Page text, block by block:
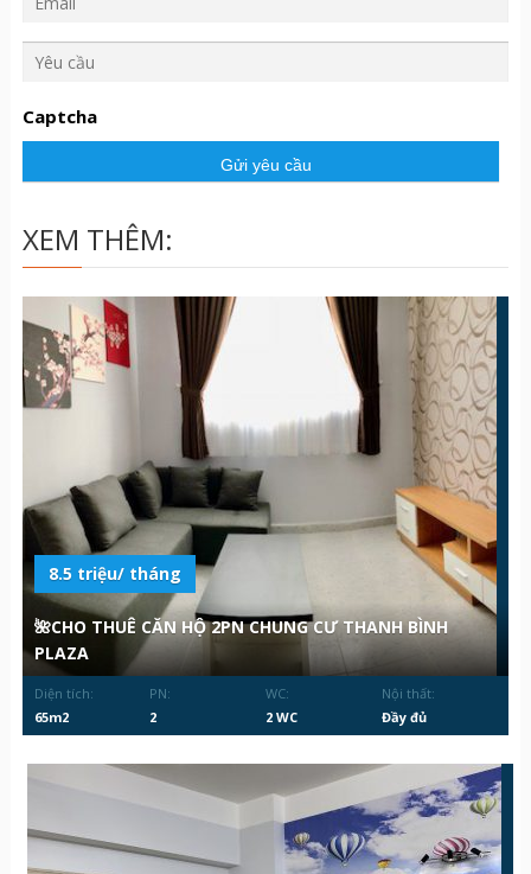
c
ầ
Captcha
XEM THÊM:
8.5 triệu/ tháng
🌺CHO THUÊ CĂN HỘ 2PN CHUNG CƯ THANH BÌNH
PLAZA
Diện tích:
65m2
PN:
2
WC:
2 WC
Nội thất:
Đầy đủ